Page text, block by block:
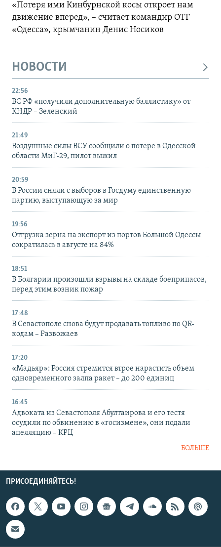
«Потеря ими Кинбурнской косы откроет нам
движение вперед», – считает командир ОТГ
«Одесса», крымчанин Денис Носиков
НОВОСТИ
22:56
ВС РФ «получили дополнительную баллистику» от
КНДР – Зеленский
21:49
Воздушные силы ВСУ сообщили о потере в Одесской
области МиГ-29, пилот выжил
20:59
В России сняли с выборов в Госдуму единственную
партию, выступающую за мир
19:56
Отгрузка зерна на экспорт из портов Большой Одессы
сократилась в августе на 84%
18:51
В Болгарии произошли взрывы на складе боеприпасов,
перед этим возник пожар
17:48
В Севастополе снова будут продавать топливо по QR-
кодам – Развожаев
17:20
«Мадьяр»: Россия стремится втрое нарастить объем
одновременного залпа ракет – до 200 единиц
16:45
Адвоката из Севастополя Абултаирова и его тестя
осудили по обвинению в «госизмене», они подали
апелляцию – КРЦ
БОЛЬШЕ
ПРИСОЕДИНЯЙТЕСЬ!